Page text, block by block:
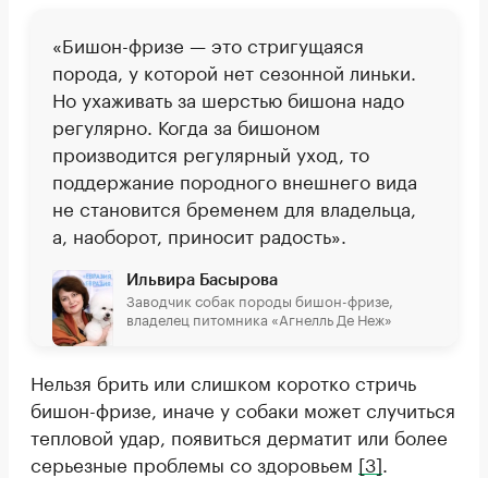
«Бишон-фризе — это стригущаяся
порода, у которой нет сезонной линьки.
Но ухаживать за шерстью бишона надо
регулярно. Когда за бишоном
производится регулярный уход, то
поддержание породного внешнего вида
не становится бременем для владельца,
а, наоборот, приносит радость».
Ильвира Басырова
Заводчик собак породы бишон-фризе,
владелец питомника «Агнелль Де Неж»
Нельзя брить или слишком коротко стричь
бишон-фризе, иначе у собаки может случиться
тепловой удар, появиться дерматит или более
серьезные проблемы со здоровьем [3]